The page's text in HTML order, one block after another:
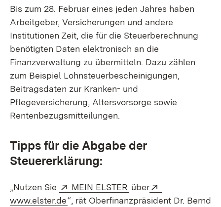
Bis zum 28. Februar eines jeden Jahres haben
Arbeitgeber, Versicherungen und andere
Institutionen Zeit, die für die Steuerberechnung
benötigten Daten elektronisch an die
Finanzverwaltung zu übermitteln. Dazu zählen
zum Beispiel Lohnsteuerbescheinigungen,
Beitragsdaten zur Kranken- und
Pflegeversicherung, Altersvorsorge sowie
Rentenbezugsmitteilungen.
Tipps für die Abgabe der
Steuererklärung:
„Nutzen Sie Extern:
MEIN ELSTER (Öffnet in neuem
über
www.elster.de(Öffnet in neuem Fenster)
“, rät Oberfinanzpräsident Dr. Bernd